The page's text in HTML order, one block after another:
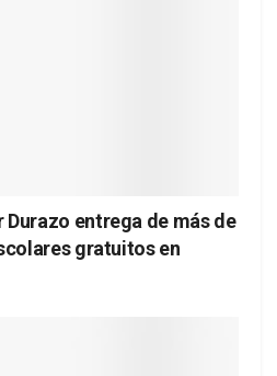
entrega de más de
gratuitos en